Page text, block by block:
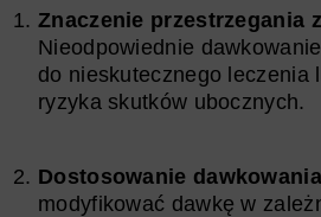
Znaczenie przestrzegania
Nieodpowiednie
do nieskutecznego leczenia
ryzyka skutków ubocznych.
Dostosowanie dawkowania
modyfikować dawkę w